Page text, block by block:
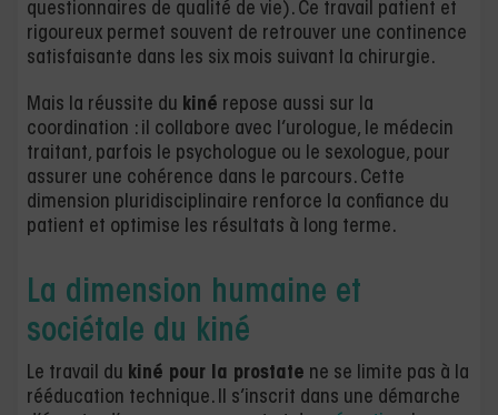
questionnaires de qualité de vie). Ce travail patient et
rigoureux permet souvent de retrouver une continence
satisfaisante dans les six mois suivant la chirurgie.
Mais la réussite du kiné repose aussi sur la
coordination : il collabore avec l’urologue, le médecin
traitant, parfois le psychologue ou le sexologue, pour
assurer une cohérence dans le parcours. Cette
dimension pluridisciplinaire renforce la confiance du
patient et optimise les résultats à long terme.
La dimension humaine et
sociétale du kiné
Le travail du kiné pour la prostate ne se limite pas à la
rééducation technique. Il s’inscrit dans une démarche